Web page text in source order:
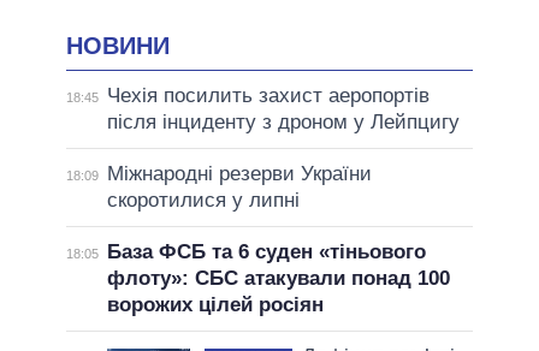
НОВИНИ
18:45
Чехія посилить захист аеропортів
після інциденту з дроном у Лейпцигу
18:09
Міжнародні резерви України
скоротилися у липні
18:05
База ФСБ та 6 суден «тіньового
флоту»: СБС атакували понад 100
ворожих цілей росіян